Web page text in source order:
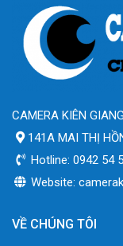
CAMERA KIÊN GIANG
141A MAI THỊ
Hotline: 0942 54
Website:
VỀ CHÚNG TÔI